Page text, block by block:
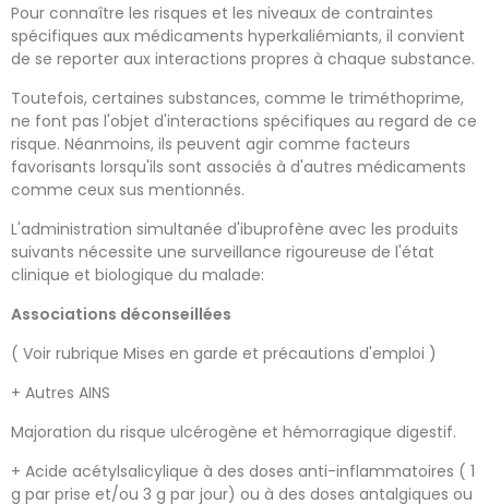
Pour connaître les risques et les niveaux de contraintes
spécifiques aux médicaments hyperkaliémiants, il convient
de se reporter aux interactions propres à chaque substance.
Toutefois, certaines substances, comme le triméthoprime,
ne font pas l'objet d'interactions spécifiques au regard de ce
risque. Néanmoins, ils peuvent agir comme facteurs
favorisants lorsqu'ils sont associés à d'autres médicaments
comme ceux sus mentionnés.
L'administration simultanée d'ibuprofène avec les produits
suivants nécessite une surveillance rigoureuse de l'état
clinique et biologique du malade:
Associations déconseillées
( Voir rubrique Mises en garde et précautions d'emploi )
+ Autres AINS
Majoration du risque ulcérogène et hémorragique digestif.
+ Acide acétylsalicylique à des doses anti-inflammatoires ( 1
g par prise et/ou 3 g par jour) ou à des doses antalgiques ou